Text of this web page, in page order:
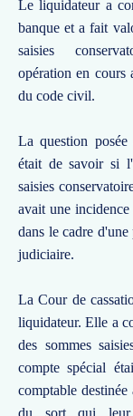
Le liquidateur a
banque et a fait
saisies
opération en cours
du code civil.
La question
était de savoir si
saisies
avait une
dans le cadre
judiciaire.
La Cour de
liquidateur. Elle a
des sommes
compte spécial
comptable
du sort qui leur